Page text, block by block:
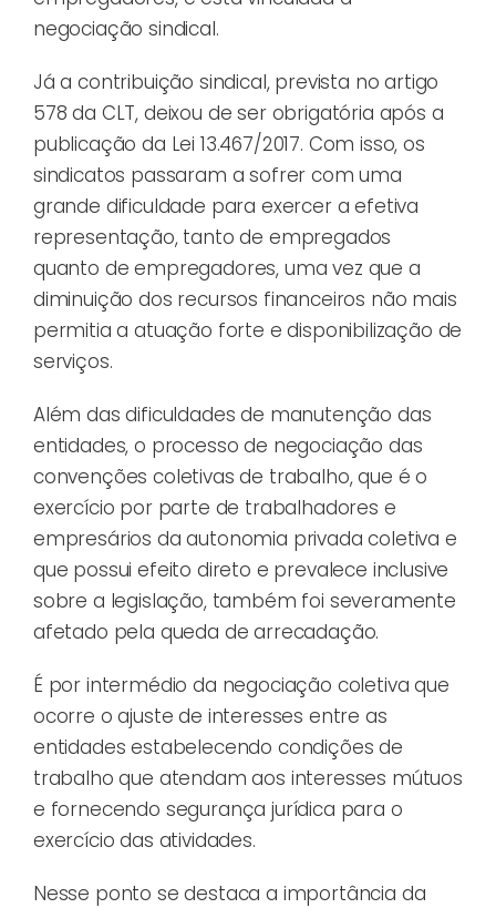
negociação sindical.
Já a contribuição sindical, prevista no artigo
578 da CLT, deixou de ser obrigatória após a
publicação da Lei 13.467/2017. Com isso, os
sindicatos passaram a sofrer com uma
grande dificuldade para exercer a efetiva
representação, tanto de empregados
quanto de empregadores, uma vez que a
diminuição dos recursos financeiros não mais
permitia a atuação forte e disponibilização de
serviços.
Além das dificuldades de manutenção das
entidades, o processo de negociação das
convenções coletivas de trabalho, que é o
exercício por parte de trabalhadores e
empresários da autonomia privada coletiva e
que possui efeito direto e prevalece inclusive
sobre a legislação, também foi severamente
afetado pela queda de arrecadação.
É por intermédio da negociação coletiva que
ocorre o ajuste de interesses entre as
entidades estabelecendo condições de
trabalho que atendam aos interesses mútuos
e fornecendo segurança jurídica para o
exercício das atividades.
Nesse ponto se destaca a importância da